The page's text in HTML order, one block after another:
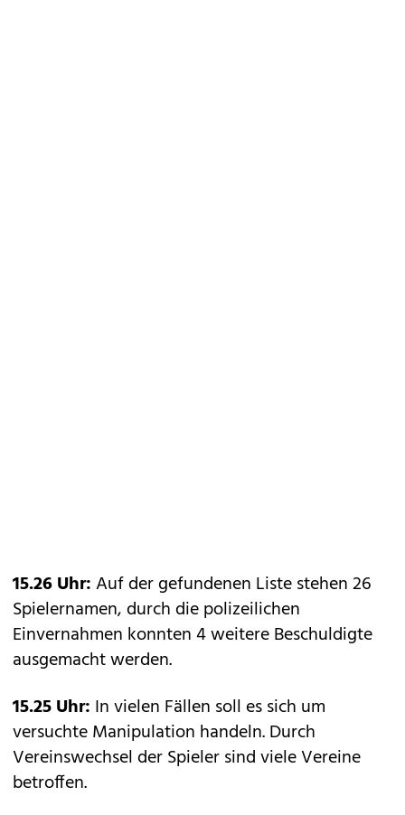
15.26 Uhr:Auf der gefundenen Liste stehen 26
Spielernamen, durch die polizeilichen
Einvernahmen konnten 4 weitere Beschuldigte
ausgemacht werden.
15.25 Uhr: In vielen Fällen soll es sich um
versuchte Manipulation handeln. Durch
Vereinswechsel der Spieler sind viele Vereine
betroffen.